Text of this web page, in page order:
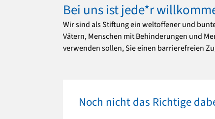
Bei uns ist jede*r
Wir sind als Stiftung ein weltoffener und
Vätern, Menschen mit Behinderungen und
verwenden sollen, Sie einen barrierefreien
Noch nicht das Richtige